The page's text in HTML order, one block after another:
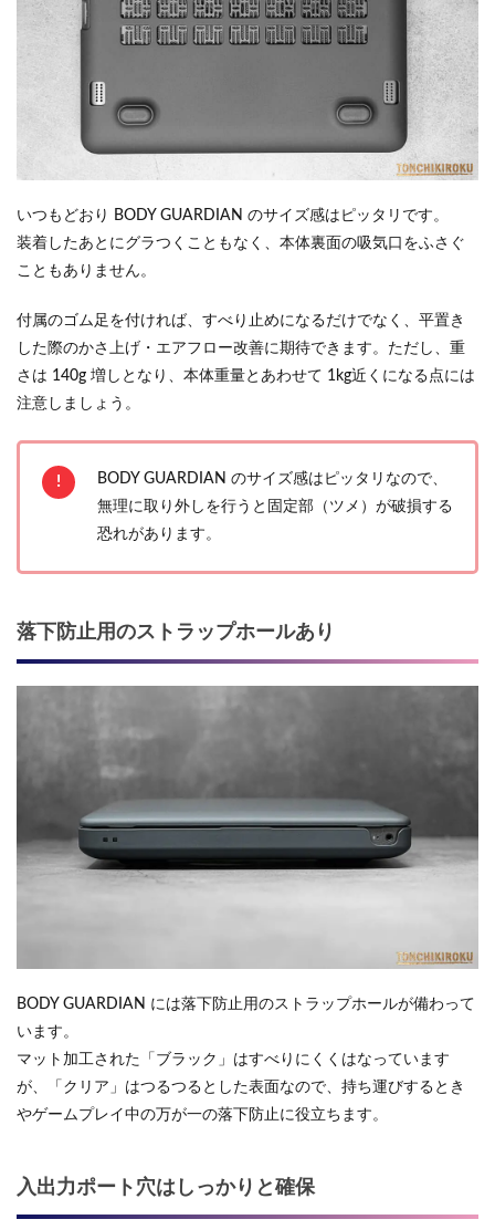
いつもどおり BODY GUARDIAN のサイズ感はピッタリです。
装着したあとにグラつくこともなく、本体裏面の吸気口をふさぐ
こともありません。
付属のゴム足を付ければ、すべり止めになるだけでなく、平置き
した際のかさ上げ・エアフロー改善に期待できます。ただし、重
さは 140g 増しとなり、本体重量とあわせて 1kg近くになる点には
注意しましょう。
BODY GUARDIAN のサイズ感はピッタリなので、
無理に取り外しを行うと固定部（ツメ）が破損する
恐れがあります。
落下防止用のストラップホールあり
BODY GUARDIAN には落下防止用のストラップホールが備わって
います。
マット加工された「ブラック」はすべりにくくはなっています
が、「クリア」はつるつるとした表面なので、持ち運びするとき
やゲームプレイ中の万が一の落下防止に役立ちます。
入出力ポート穴はしっかりと確保